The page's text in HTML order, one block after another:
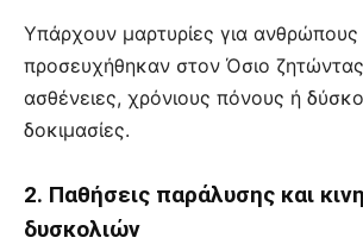
Υπάρχουν μαρτυρίες για
προσευχήθηκαν στον Όσιο
ασθένειες, χρόνιους πόνους ή
δοκιμασίες.
2. Παθήσεις παράλυσης και
δυσκολιών